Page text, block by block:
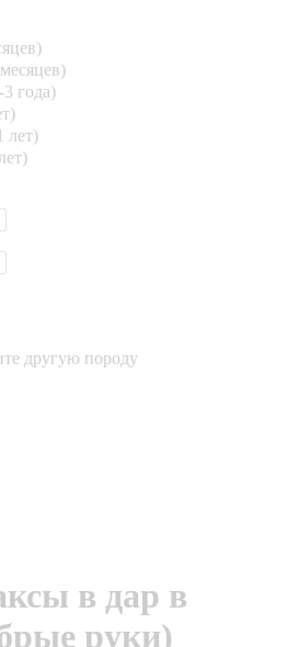
года)
лет)
другую породу
в дар в
руки)